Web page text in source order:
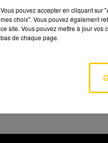
Birds Of A
Feather
BILLIE EILISH
Vous pouvez accepter en cliquant sur
mes choix". Vous pouvez également
ce site. Vous pouvez mettre à jour vos
bas de chaque page.